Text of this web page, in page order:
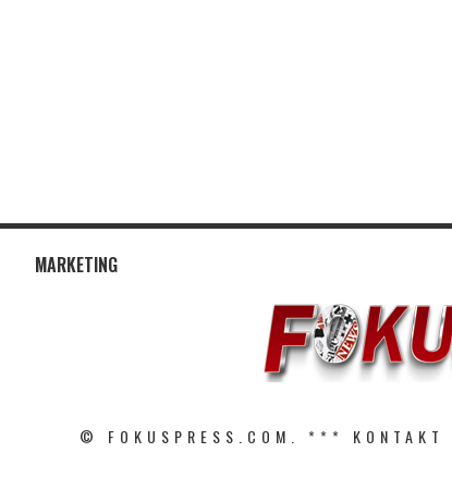
MARKETING
© FOKUSPRESS.COM. *** KONTAKT